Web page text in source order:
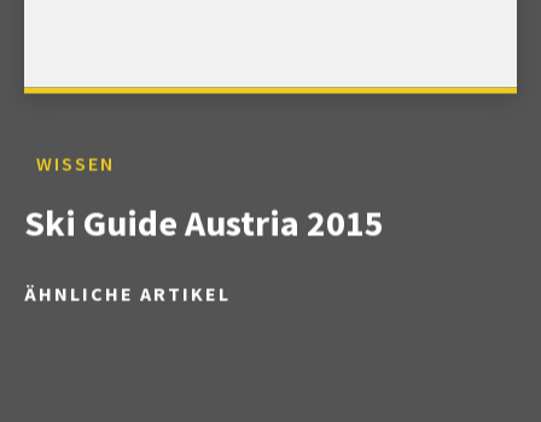
WISSEN
Ski Guide Austria 2015
ÄHNLICHE ARTIKEL